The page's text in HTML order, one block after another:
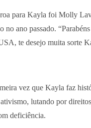
para Kayla foi Molly
no ano passado.
te desejo muita sorte
vez que Kayla faz
lutando por
deficiência.